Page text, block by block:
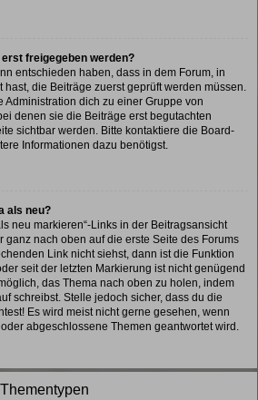
freigegeben werden?
entschieden haben, dass in dem Forum, in
die Beiträge zuerst geprüft werden müssen.
Administration dich zu einer Gruppe von
denen sie die Beiträge erst begutachten
sichtbar werden. Bitte kontaktiere die Board-
Informationen dazu benötigst.
als neu?
neu markieren“-Links in der Beitragsansicht
ganz nach oben auf die erste Seite des Forums
Link nicht siehst, dann ist die Funktion
seit der letzten Markierung ist nicht genügend
das Thema nach oben zu holen, indem
schreibst. Stelle jedoch sicher, dass du die
Es wird meist nicht gerne gesehen, wenn
abgeschlossene Themen geantwortet wird.